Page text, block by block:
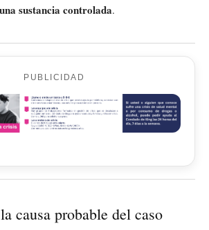
sustancia controlada.
PUBLICIDAD
causa probable del caso